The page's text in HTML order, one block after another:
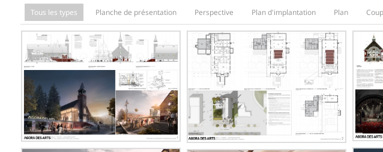
Tous les types Planche de présentation Perspective Plan d'implantation Plan